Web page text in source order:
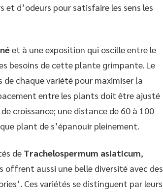
d’odeurs pour satisfaire les sens les
et à une exposition qui oscille entre le
besoins de cette plante grimpante. Le
chaque variété pour maximiser la
entre les plants doit être ajusté
croissance; une distance de 60 à 100
plant de s’épanouir pleinement.
de Trachelospermum asiaticum,
offrent aussi une belle diversité avec des
Ces variétés se distinguent par leurs